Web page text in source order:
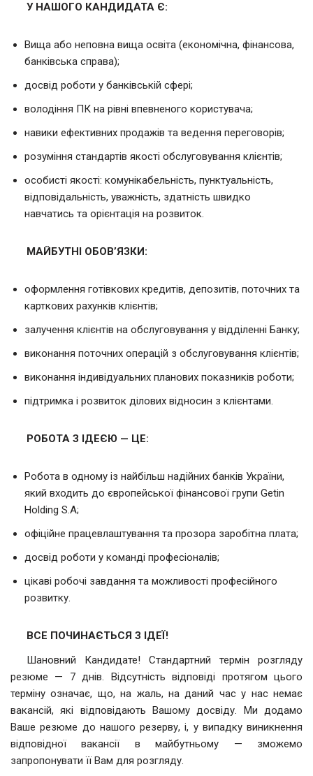
У НАШОГО КАНДИДАТА Є:
Вища або неповна вища освіта (економічна, фінансова,
банківська справа);
досвід роботи у банківській сфері;
володіння ПК на рівні впевненого користувача;
навики ефективних продажів та ведення переговорів;
розуміння стандартів якості обслуговування клієнтів;
особисті якості: комунікабельність, пунктуальність,
відповідальність, уважність, здатність швидко
навчатись та орієнтація на розвиток.
МАЙБУТНІ ОБОВ’ЯЗКИ:
оформлення готівкових кредитів, депозитів, поточних та
карткових рахунків клієнтів;
залучення клієнтів на обслуговування у відділенні Банку;
виконання поточних операцій з обслуговування клієнтів;
виконання індивідуальних планових показників роботи;
підтримка і розвиток ділових відносин з клієнтами.
РОБОТА З ІДЕЄЮ — ЦЕ:
Робота в одному із найбільш надійних банків України,
який входить до європейської фінансової групи Getin
Holding S.A;
офіційне працевлаштування та прозора заробітна плата;
досвід роботи у команді професіоналів;
цікаві робочі завдання та можливості професійного
розвитку.
ВСЕ ПОЧИНАЄТЬСЯ З ІДЕЇ!
Шановний Кандидате! Стандартний термін розгляду
резюме — 7 днів. Відсутність відповіді протягом цього
терміну означає, що, на жаль, на даний час у нас немає
вакансій, які відповідають Вашому досвіду. Ми додамо
Ваше резюме до нашого резерву, і, у випадку виникнення
відповідної вакансії в майбутньому — зможемо
запропонувати її Вам для розгляду.